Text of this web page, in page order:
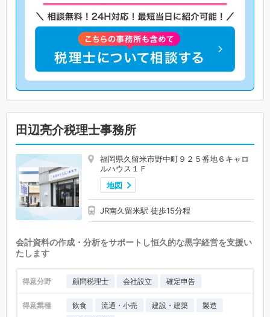
田辺亮介税理士事務所
福岡県久留米市野中町９２５番地６キャロ
ルハウス１Ｆ
地図
JR南久留米駅 徒歩15分程
会計資料の作成・分析をサポートし恒久的な黒字経営を支援い
たします
得意分野 顧問税理士 会社設立 確定申告
得意業種 飲食 流通・小売 建設・建築
製造